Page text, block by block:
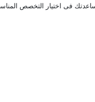
فى اختيار التخصص